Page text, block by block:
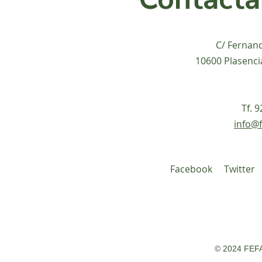
C/
10600
Tf.
Facebook Twitter
© 2024